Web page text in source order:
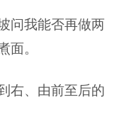
问我能否再做两
。
右、由前至后的